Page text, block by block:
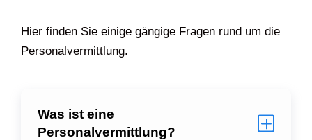
Hier finden Sie einige gängige Fragen rund um die
Personalvermittlung.
Was ist eine
Personalvermittlung?